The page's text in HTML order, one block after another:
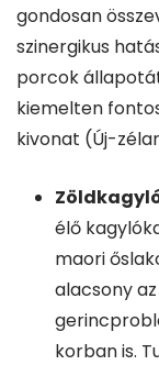
gondosan
szinergikus
porcok
kiemelten
kivonat (Új-
élő
maori
alacsony
korban is.